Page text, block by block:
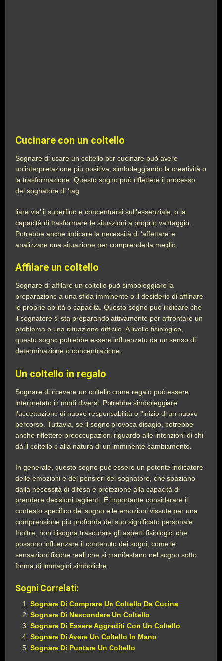
Cucinare con un coltello
Sognare di usare un coltello per cucinare può avere
un’interpretazione più positiva, simboleggiando la creatività o
la trasformazione. Questo sogno può riflettere il processo
del sognatore di ‘tag
liare via’ il superfluo e concentrarsi sull’essenziale, o la
capacità di trasformare le situazioni a proprio vantaggio.
Potrebbe anche indicare la necessità di ‘affettare’ e
analizzare una situazione per comprenderla meglio.
Affilare un coltello
Sognare di affilare un coltello può simboleggiare la
preparazione a una sfida imminente o il desiderio di affinare
le proprie abilità o capacità. Questo sogno può indicare che
il sognatore si sta preparando attivamente per affrontare un
problema o una situazione difficile. A livello fisiologico,
questo sogno potrebbe essere influenzato da un senso di
determinazione o concentrazione.
Un coltello in regalo
Sognare di ricevere un coltello come regalo può essere
interpretato in modi diversi. Potrebbe simboleggiare
l’accettazione di nuove responsabilità o l’inizio di un nuovo
percorso. Tuttavia, se il sogno provoca disagio, potrebbe
anche riflettere preoccupazioni riguardo alle intenzioni di chi
dà il coltello o alla natura di un imminente cambiamento.
In generale, questo sogno può essere un potente indicatore
delle emozioni e dei pensieri del sognatore, che spaziano
dalla necessità di difesa e protezione alla capacità di
prendere decisioni taglienti. È importante considerare il
contesto specifico del sogno e le emozioni vissute per una
comprensione più profonda del suo significato personale.
Inoltre, non bisogna trascurare gli aspetti fisiologici che
possono influenzare il contenuto dei sogni, come le
sensazioni fisiche reali che si manifestano nel sogno sotto
forma di immagini simboliche.
Sogni Correlati:
Sognare Di Comprare Un Coltello Da Cucina
Sognare Di Nascondere Un Coltello
Sognare Di Essere Aggrediti Con Un Coltello
Sognare Di Avere Un Coltello In Mano
Sognare Di Puntare Un Coltello